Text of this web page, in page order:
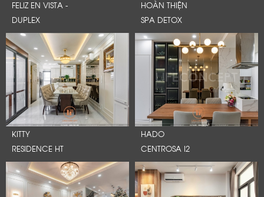
FELIZ EN VISTA -
DUPLEX
HOÀN THIỆN
SPA DETOX
KITTY
RESIDENCE HT
HADO
CENTROSA I2